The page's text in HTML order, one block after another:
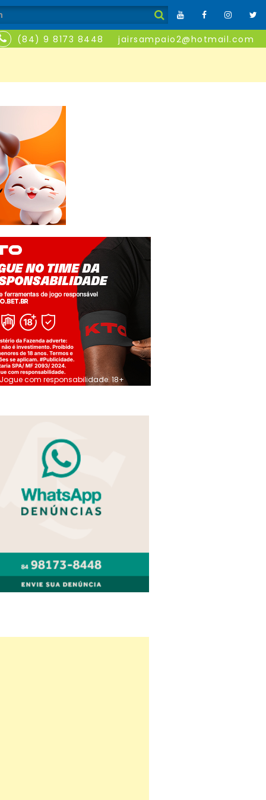
(84) 9 8173 8448 jairsampaio2@hotmail.com
Jogue com responsabilidade. 18+